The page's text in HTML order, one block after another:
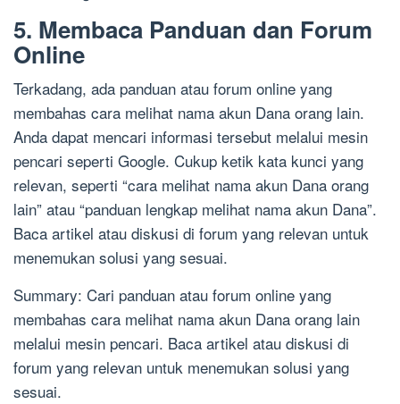
5. Membaca Panduan dan Forum
Online
Terkadang, ada panduan atau forum online yang
membahas cara melihat nama akun Dana orang lain.
Anda dapat mencari informasi tersebut melalui mesin
pencari seperti Google. Cukup ketik kata kunci yang
relevan, seperti “cara melihat nama akun Dana orang
lain” atau “panduan lengkap melihat nama akun Dana”.
Baca artikel atau diskusi di forum yang relevan untuk
menemukan solusi yang sesuai.
Summary: Cari panduan atau forum online yang
membahas cara melihat nama akun Dana orang lain
melalui mesin pencari. Baca artikel atau diskusi di
forum yang relevan untuk menemukan solusi yang
sesuai.